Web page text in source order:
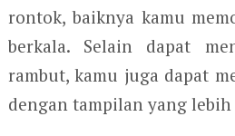
rontok, baiknya kamu
berkala. Selain dapat
rambut, kamu juga dapat
dengan tampilan yang